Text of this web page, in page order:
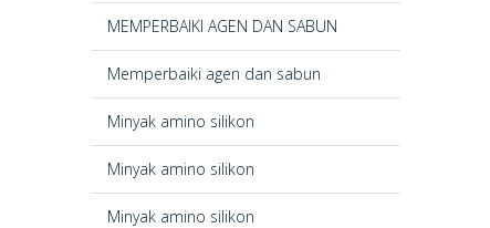
MEMPERBAIKI AGEN DAN SABUN
Memperbaiki agen dan sabun
Minyak amino silikon
Minyak amino silikon
Minyak amino silikon